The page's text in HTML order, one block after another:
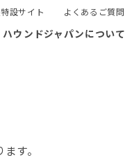
設サイト よくあるご質問
ハウンドジャパンについて
す。